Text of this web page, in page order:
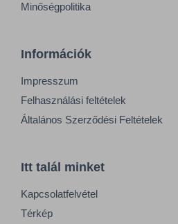
Minőségpolitika
Információk
Impresszum
Felhasználási feltételek
Általános Szerződési Feltételek
Itt talál minket
Kapcsolatfelvétel
Térkép